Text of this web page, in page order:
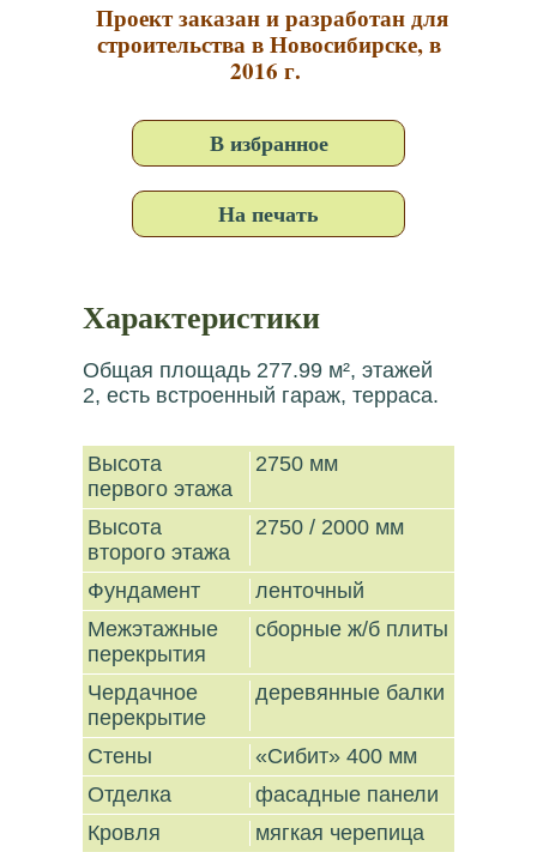
Проект заказан и разработан для
строительства в Новосибирске, в
2016 г.
В избранное
На печать
Характеристики
Общая площадь 277.99 м², этажей
2, есть встроенный гараж, терраса.
Высота
первого этажа
2750 мм
Высота
второго этажа
2750 / 2000 мм
Фундамент
ленточный
Межэтажные
перекрытия
сборные ж/б плиты
Чердачное
перекрытие
деревянные балки
Стены
«Сибит» 400 мм
Отделка
фасадные панели
Кровля
мягкая черепица